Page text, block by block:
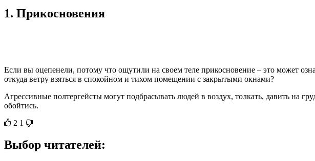
1. Прикосновения
Если вы оцепенели, потому что ощутили на своем теле прикосновение – это может
откуда ветру взяться в спокойном и тихом помещении с закрытыми окнами?
Агрессивные полтергейсты могут подбрасывать людей в воздух, толкать, давить на
обойтись.
2 1
Выбор читателей: